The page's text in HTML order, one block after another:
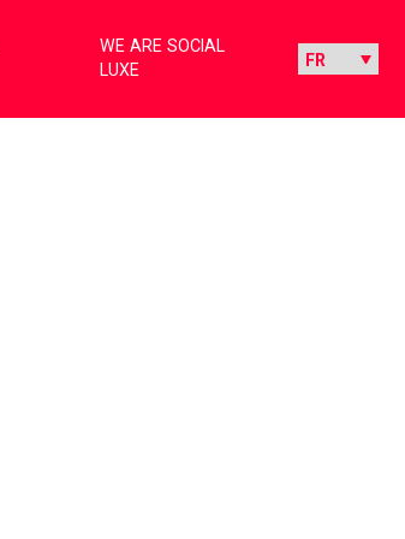
WE ARE SOCIAL
LUXE